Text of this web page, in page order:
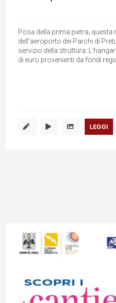
Posa della prima pietra,
dell'aeroporto dei Parchi di
servizio della struttura.
di euro provenienti da fondi
LEGGI